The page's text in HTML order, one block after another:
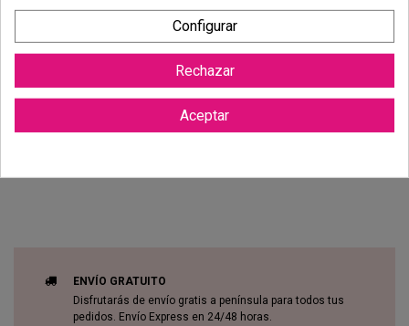
Reviews (0)
ENVÍO GRATUITO
Disfrutarás de envío gratis a península para todos tus
pedidos. Envío Express en 24/48 horas.
Configurar
Rechazar
Aceptar